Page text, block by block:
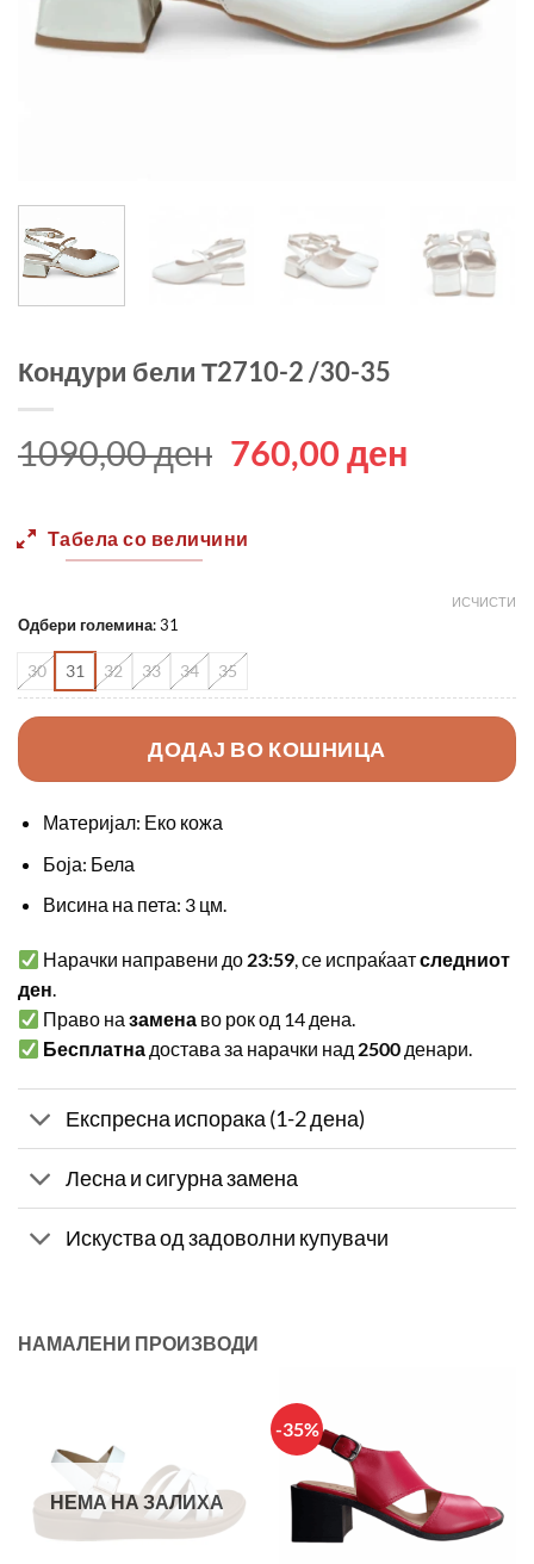
Кондури бели Т2710-2 /30-35
1090,00ден Original
1090,00 ден.
760,00 ден
Табела со величини
Одбери големина:31
30 31 32 33 34 35
ИСЧИСТИ
ДОДАЈ ВО КОШНИЦА
Материјал: Еко кожа
Боја: Бела
Висина на пета: 3 цм.
Нарачки направени до 23:59, се испраќаатследниот
ден.
Право назамена во рок од 14 дена.
Бесплатна достава за нарачки над 2500 денари.
Експресна испорака (1-2 дена)
Лесна и сигурна замена
Искуства од задоволни купувачи
НАМАЛЕНИ ПРОИЗВОДИ
НЕМА НА ЗАЛИХА
-35%